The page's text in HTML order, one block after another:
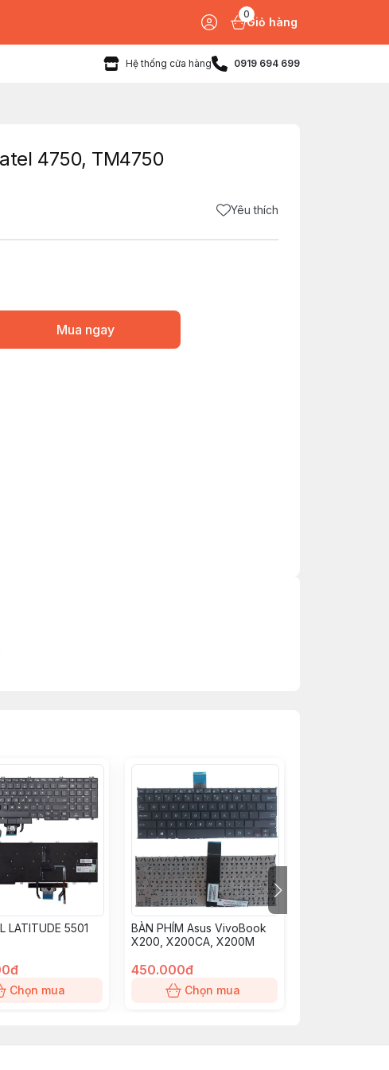
0
Giỏ hàng
Hệ thống cửa hàng 0919 694 699
4750, TM4750
Yêu thích
Mua ngay
LATITUDE 5501
Chọn mua
BÀN PHÍM Asus VivoBook
X200, X200CA, X200M
450.000đ
Chọn mua